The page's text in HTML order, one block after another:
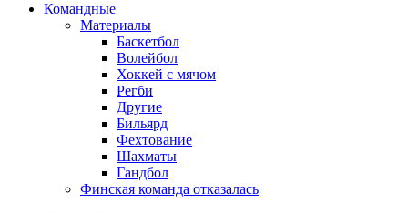
Командные
Материалы
Баскетбол
Волейбол
Хоккей с мячом
Регби
Другие
Бильярд
Фехтование
Шахматы
Гандбол
Финская команда отказалась